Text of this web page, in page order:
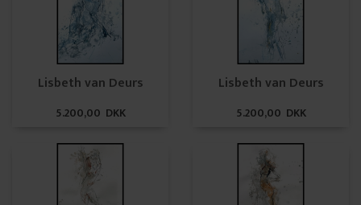
Lisbeth van Deurs
5.200,00 DKK
Lisbeth van Deurs
5.200,00 DKK